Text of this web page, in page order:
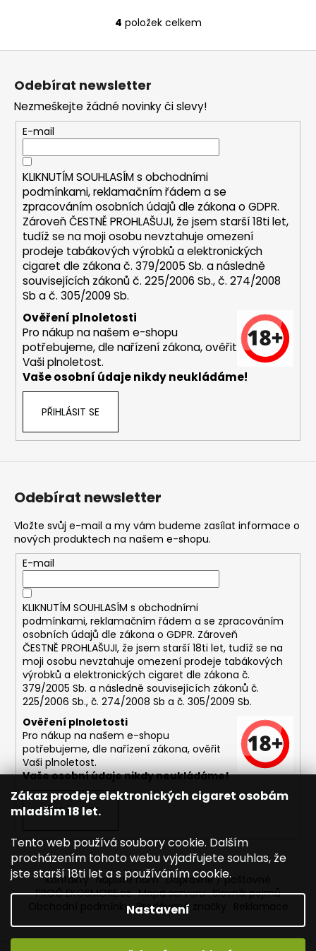
Zákaz prodeje elektronických cigaret osobám
mladším 18 let.
Tento web používá soubory cookie. Dalším
procházením tohoto webu vyjadřujete souhlas, že
jste starší 18ti let a s používáním cookie.
Nastavení
O
v
a
c
í
p
r
v
k
y
v
ý
p
i
4 položek celkem
Odebírat newsletter
Nezmeškejte žádné novinky či slevy!
E-mail
KLIKNUTÍM SOUHLASÍM s obchodními
podmínkami,reklamačním řádem a se
zpracováním osobních údajů dle zákona oGDPR.
Zároveň ČESTNĚ PROHLAŠUJI, že jsem starší 18ti let,
tudíž se na moji osobu nevztahuje omezení
prodeje tabákových výrobků a elektronických
cigaret dle zákona č. 379/2005 Sb. a následně
souvisejících zákonů č. 225/2006 Sb., č. 274/2008
Sb a č. 305/2009 Sb.
Ověření plnoletosti
Pro nákup na našem e-shopu
potřebujeme, dle nařízení zákona, ověřit
Vaši plnoletost.
Vaše osobní údaje nikdy neukládáme!
PŘIHLÁSIT SE
Odebírat newsletter
Vložte svůj e-mail a my vám budeme zasílat informace o
nových produktech na našem e-shopu.
E-mail
KLIKNUTÍM SOUHLASÍM s obchodními
podmínkami, reklamačním řádem a se zpracováním
osobních údajů dle zákona o GDPR. Zároveň
ČESTNĚ PROHLAŠUJI, že jsem starší 18ti let, tudíž se na
moji osobu nevztahuje omezení prodeje tabákových
výrobků a elektronických cigaret dle zákona č.
379/2005 Sb. a následně souvisejících zákonů č.
225/2006 Sb., č. 274/2008 Sb a č. 305/2009 Sb.
Ověření plnoletosti
Pro nákup na našem e-shopu
potřebujeme, dle nařízení zákona, ověřit
Vaši plnoletost.
Vaše osobní údaje nikdy neukládáme!
PŘIHLÁSIT SE
Kontakty Napište nám Dopravné / poštovné
PROČ EKOSMOKE.cz Mapa serveru Slovník pojmů
Obchodní podmínky Prodávané značky